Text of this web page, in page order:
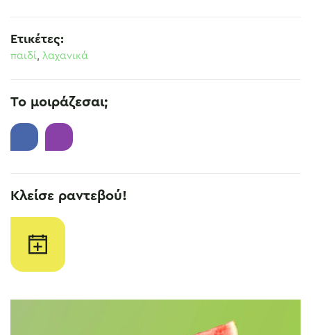
Ετικέτες:
παιδί, λαχανικά
Το μοιράζεσαι;
Κλείσε ραντεβού!